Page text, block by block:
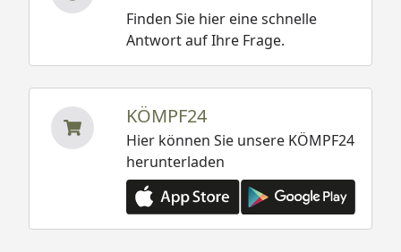
Finden Sie hier eine schnelle
Antwort auf Ihre Frage.
KÖMPF24
Hier können Sie unsere KÖMPF24
herunterladen